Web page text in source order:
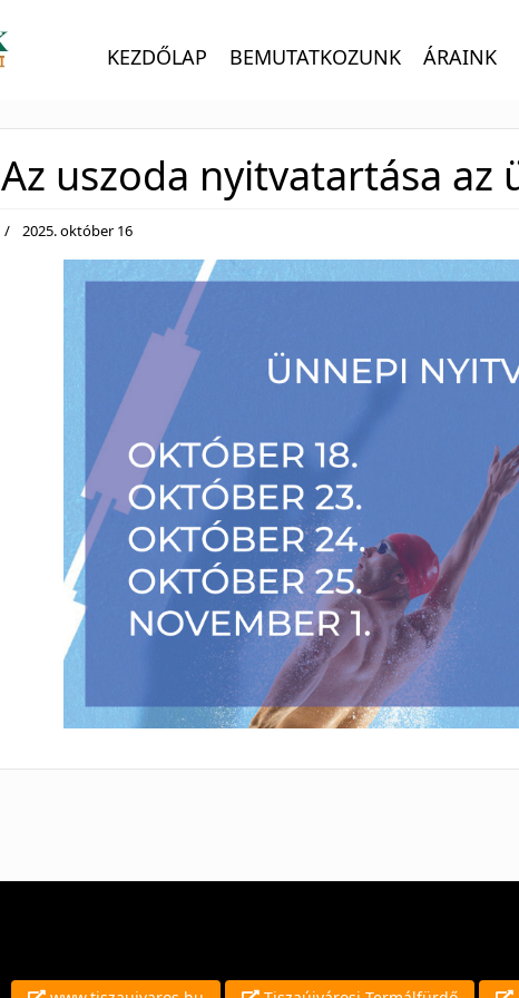
KEZDŐLAP BEMUTATKOZUNK ÁRAINK
Az uszoda nyitvatartása az
2025. október 16